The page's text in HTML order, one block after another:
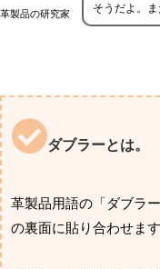
革製品の研究家 そうだよ。
ダブラーとは。
革製品用語の「ダブラ
の裏面に貼り合わせます